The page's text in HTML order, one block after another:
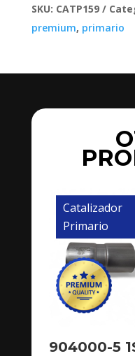
SKU: CATP159
premium, primario
Catalizador
Primario
904000-5